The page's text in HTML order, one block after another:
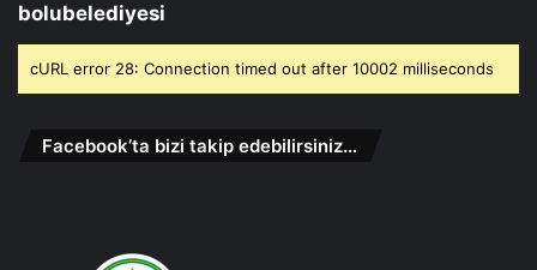
bolubelediyesi
cURL error 28: Connection timed out after 10002 milliseconds
Facebook’ta bizi takip edebilirsiniz…